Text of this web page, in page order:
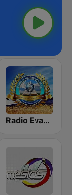
Radio Evangélica Josué